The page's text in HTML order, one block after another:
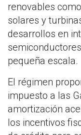
renovables
solares y
desarrollos en
pequeña escala.
El régimen
impuesto a las
amortización
los incentivos